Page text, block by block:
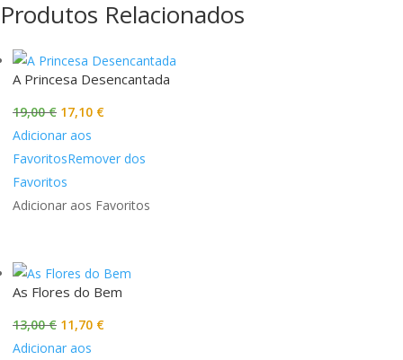
Produtos Relacionados
Promoção!
A Princesa Desencantada
19,00€ O
preço
original
era:
19,00 €.
17,10 €O
atual
17,10 €.
Adicionar aos
FavoritosRemover dos
Favoritos
Adicionar aos Favoritos
Promoção!
As Flores do Bem
13,00€ O
preço
11,70 €O
Adicionar aos
Promoção!
Promoção!
Promoção!
Promoção!